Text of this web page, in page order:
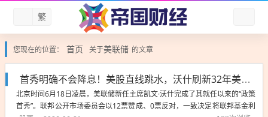
繁
您现在的位置： 首页 关于美联储 的文章
首秀明确不会降息！美股直线跳水，沃什刷新32年美联储新主席最差开局
北京时间6月18日凌晨，美联储新任主席凯文·沃什完成了其就任以来的“政策
首秀”。联邦公开市场委员会以12票赞成、0票反对，一致决定将联邦基金利